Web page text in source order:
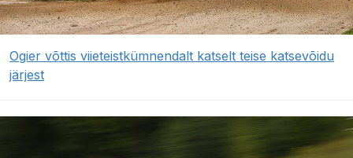
Ogier võttis viieteistkümnendalt katselt teise katsevõidu
järjest